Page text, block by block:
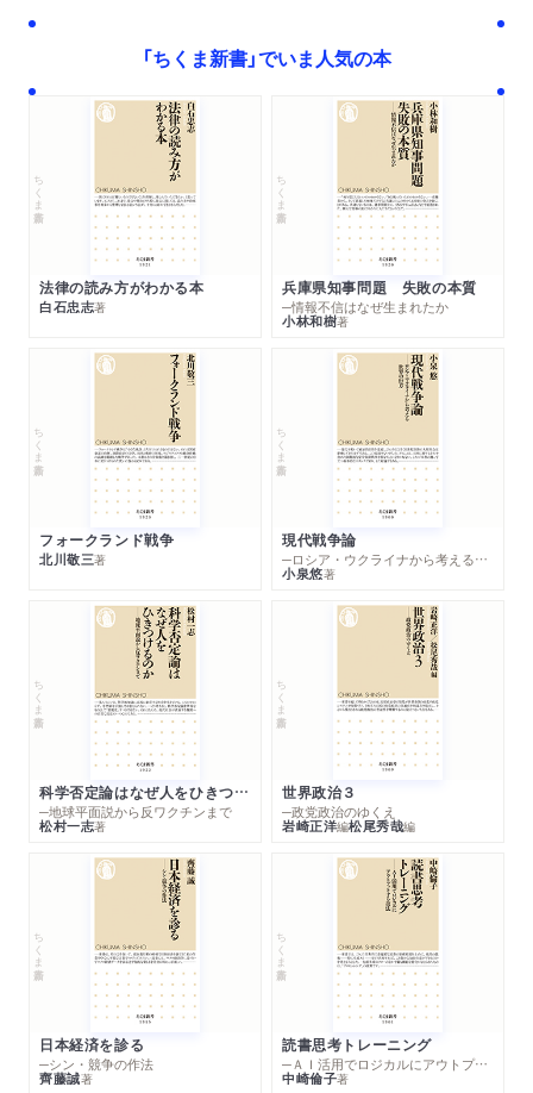
「ちくま新書」でいま人気の本
ちくま新書
法律の読み方がわかる本
白石忠志著
ちくま新書
兵庫県知事問題 失敗の本質
─情報不信はなぜ生まれたか
小林和樹著
ちくま新書
フォークランド戦争
北川敬三著
ちくま新書
現代戦争論
─ロシア・ウクライナから考える世界の行方
小泉悠著
ちくま新書
科学否定論はなぜ人をひきつけるのか
─地球平面説から反ワクチンまで
松村一志著
ちくま新書
世界政治３
─政党政治のゆくえ
岩崎正洋編松尾秀哉編
ちくま新書
日本経済を診る
─シン・競争の作法
齊藤誠著
ちくま新書
読書思考トレーニング
─ＡＩ活用でロジカルにアウトプットする技法
中崎倫子著